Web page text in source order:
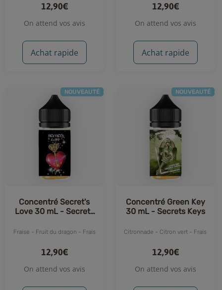
12,90€
On attend vos avis
Achat rapide
12,90€
On attend vos avis
Achat rapide
NOUVEAUTÉ
Concentré Secret's
Love 30 mL - Secrets
Fraise - Fruit du dragon - Frais
12,90€
On attend vos avis
NOUVEAUTÉ
Concentré Green Key
30 mL - Secrets Keys
Citronnade - Citron vert - Frais
12,90€
On attend vos avis